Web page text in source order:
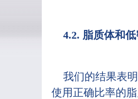
4.2. 脂质体和
我们的结果表
使用正确比率的